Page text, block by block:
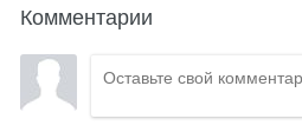
Комментарии